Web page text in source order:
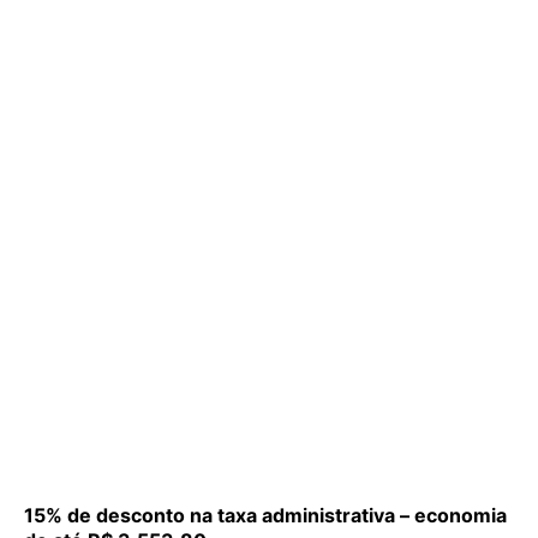
15% de desconto na taxa administrativa – economia